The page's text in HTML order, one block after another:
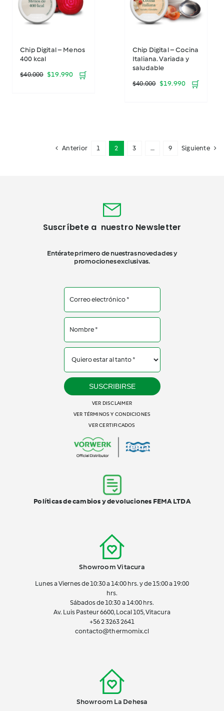
Chip Digital – Menos
400 kcal
$40.000 El
$40.000.
$19.990El
$19.990.
🛒
Chip Digital – Cocina
Italiana. Variada y
saludable
$40.000 El
$19.990El 🛒
Anterior 1 2 3 … 9 Siguiente
Showroom Vitacura
Lunes a Viernes de 10:30 a 14:00 hrs. y de 15:00 a 19:00
hrs.
Sábados de 10:30 a 14:00 hrs.
Av. Luis Pasteur 6600, Local 105, Vitacura
+56 2 3263 2641
contacto@thermomix.cl
Showroom La Dehesa
Suscríbete a nuestro Newsletter
Entérate primero de nuestras novedades y
promociones exclusivas.
SUSCRIBIRSE
VER DISCLAIMER
VER TÉRMINOS Y CONDICIONES
VER CERTIFICADOS
Políticas de cambios y devoluciones FEMA LTDA